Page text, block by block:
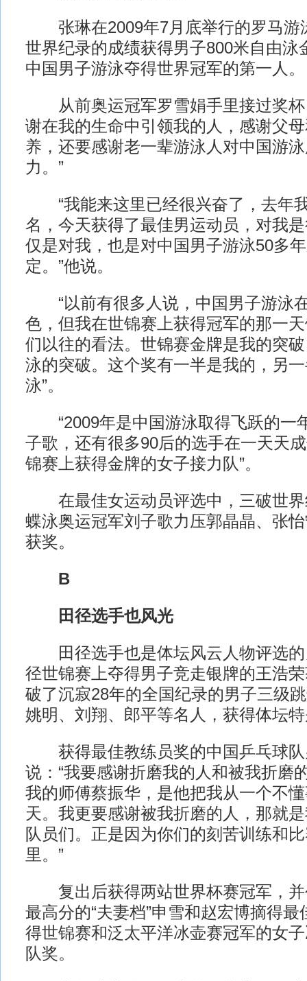
张琳在2009年7月底举行的罗马游
世界纪录的成绩获得男子800米自由泳
中国男子游泳夺得世界冠军的第一人。
从前奥运冠军罗雪娟手里接过奖杯
谢在我的生命中引领我的人，感谢父
养，还要感谢老一辈游泳人对中国游
力。”
“我能来这里已经很兴奋了，去年
名，今天获得了最佳男运动员，对我
仅是对我，也是对中国男子游泳50多
定。”他说。
“以前有很多人说，中国男子游泳
色，但我在世锦赛上获得冠军的那一
们以往的看法。世锦赛金牌是我的突
泳的突破。这个奖有一半是我的，另
泳”。
“2009年是中国游泳取得飞跃的一
子歌，还有很多90后的选手在一天天
锦赛上获得金牌的女子接力队”。
在最佳女运动员评选中，三破世界
蝶泳奥运冠军刘子歌力压郭晶晶、张
获奖。
B
田径选手也风光
田径选手也是体坛风云人物评选的
径世锦赛上夺得男子竞走银牌的王浩
破了沉寂28年的全国纪录的男子三级
姚明、刘翔、郎平等名人，获得体坛
获得最佳教练员奖的中国乒乓球队
说：“我要感谢折磨我的人和被我折磨
我的师傅蔡振华，是他把我从一个不
天。我更要感谢被我折磨的人，那就
队员们。正是因为你们的刻苦训练和
里。”
复出后获得两站世界杯赛冠军，并
最高分的“夫妻档”申雪和赵宏博摘得
得世锦赛和泛太平洋冰壶赛冠军的女
队奖。